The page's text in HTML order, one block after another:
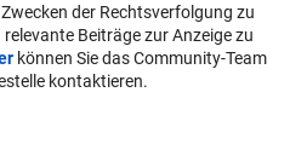
der Rechtsverfolgung zu
Beiträge zur Anzeige zu
können Sie das Community-Team
kontaktieren.